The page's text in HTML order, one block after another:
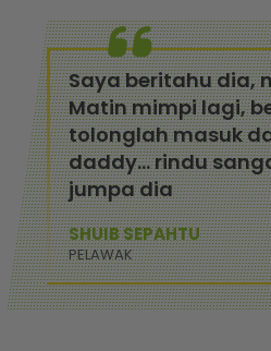
Saya beritahu dia,
Matin mimpi lagi,
tolonglah masuk
daddy... rindu
jumpa dia
SHUIB SEPAHTU
PELAWAK